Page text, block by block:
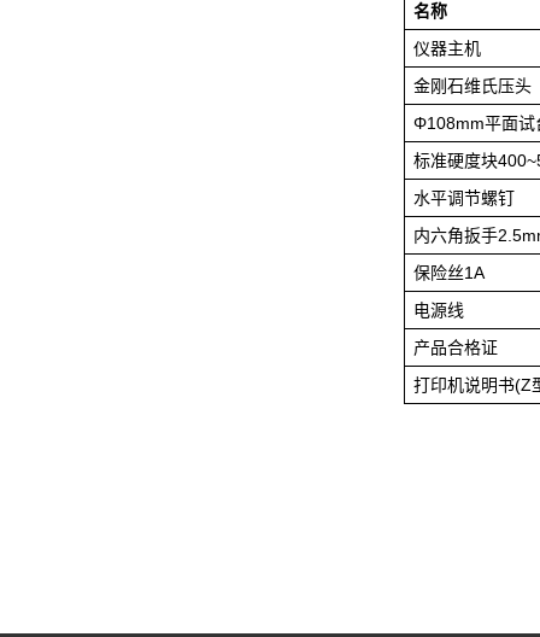
名称
仪器主机
金刚石维氏压头
Φ108mm平面试
标准硬度块
水平调节螺钉
内六角扳手
保险丝1A
电源线
产品合格证
打印机说明书(Z